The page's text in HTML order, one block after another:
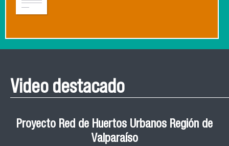
Video destacado
Proyecto Red de Huertos Urbanos Región de
Valparaíso